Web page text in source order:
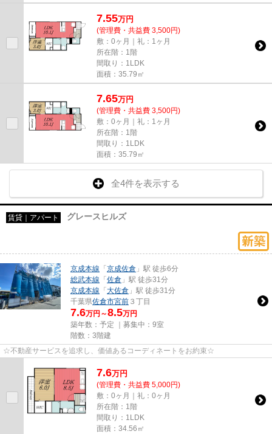
7.55万円
(管理費・共益費 3,500円)
敷：0ヶ月｜礼：1ヶ月
所在階：1階
間取り：1LDK
面積：35.79㎡
7.65万円
(管理費・共益費 3,500円)
敷：0ヶ月｜礼：1ヶ月
所在階：1階
間取り：1LDK
面積：35.79㎡
全4件を表示する
賃貸｜アパート グレースヒルズ
京成本線 「 京成佐倉 」駅 徒歩6分
総武本線 「 佐倉 」駅 徒歩31分
京成本線 「 大佐倉 」駅 徒歩31分
千葉県佐倉市宮前 ３丁目
7.6万円～8.5万円
築年数：予定 ｜募集中： 9室
階数：3階建
☆不動産サービスを追求し、価値あるコーディネートをお約束☆
7.6万円
(管理費・共益費 5,000円)
敷：0ヶ月｜礼：0ヶ月
所在階：1階
間取り：1LDK
面積：34.56㎡